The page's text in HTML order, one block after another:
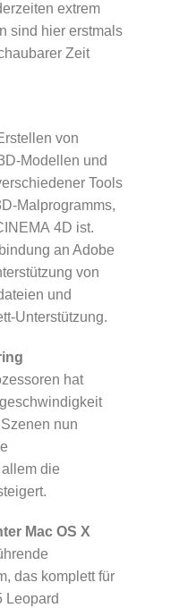
extrem
sind hier erstmals
Zeit
von
Modellen und
Tools
Malprogramms,
4D ist.
an Adobe
von
und
Unterstützung.
hat
nun
die
Mac OS X
das komplett für
Leopard